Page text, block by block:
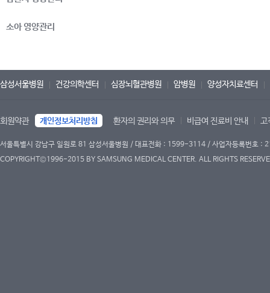
소아 영양관리
삼성서울병원 건강의학센터 심장뇌혈관병원 암병원 양성자치료센터
회원약관 개인정보처리방침 환자의 권리와 의무 비급여 진료비 안내 고
서울특별시 강남구 일원로 81 삼성서울병원 / 대표전화 : 1599-3114 / 사업자등록번호
COPYRIGHT©1996-2015 BY SAMSUNG MEDICAL CENTER. ALL RIGHTS